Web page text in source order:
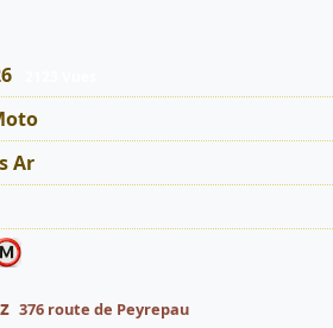
Ar
376 route de Peyrepau